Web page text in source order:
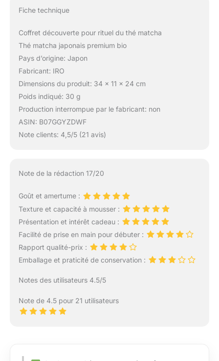
Fiche technique
Coffret découverte pour rituel du thé matcha
Thé matcha japonais premium bio
Pays d’origine: Japon
Fabricant: IRO
Dimensions du produit: 34 x 11 x 24 cm
Poids indiqué: 30 g
Production interrompue par le fabricant: non
ASIN: B07GGYZDWF
Note clients: 4,5/5 (21 avis)
Note de la rédaction 17/20
Goût et amertume :
Texture et capacité à mousser :
Présentation et intérêt cadeau :
Facilité de prise en main pour débuter :
Rapport qualité-prix :
Emballage et praticité de conservation :
Notes des utilisateurs 4.5/5
Note de 4.5 pour 21 utilisateurs